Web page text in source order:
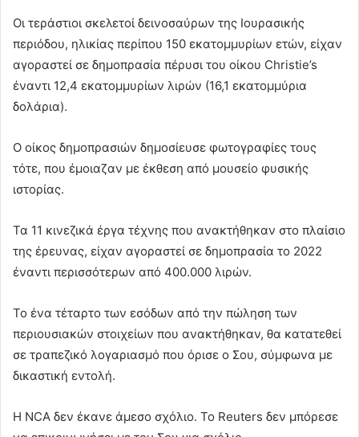
Οι τεράστιοι σκελετοί δεινοσαύρων της Ιουρασικής
περιόδου, ηλικίας περίπου 150 εκατομμυρίων ετών, είχαν
αγοραστεί σε δημοπρασία πέρυσι του οίκου Christie’s
έναντι 12,4 εκατομμυρίων λιρών (16,1 εκατομμύρια
δολάρια).
Ο οίκος δημοπρασιών δημοσίευσε φωτογραφίες τους
τότε, που έμοιαζαν με έκθεση από μουσείο φυσικής
ιστορίας.
Τα 11 κινεζικά έργα τέχνης που ανακτήθηκαν στo πλαίσιο
της έρευνας, είχαν αγοραστεί σε δημοπρασία το 2022
έναντι περισσότερων από 400.000 λιρών.
Το ένα τέταρτο των εσόδων από την πώληση των
περιουσιακών στοιχείων που ανακτήθηκαν, θα κατατεθεί
σε τραπεζικό λογαριασμό που όρισε ο Σου, σύμφωνα με
δικαστική εντολή.
Η NCA δεν έκανε άμεσο σχόλιο. Το Reuters δεν μπόρεσε